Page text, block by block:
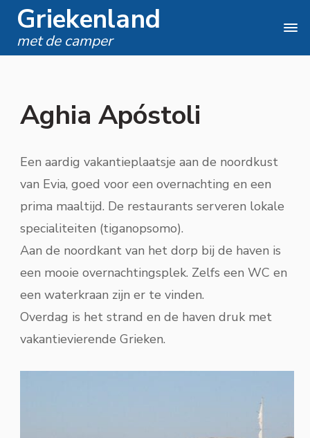
Griekenland
met de camper
Aghia Apóstoli
Een aardig vakantieplaatsje aan de noordkust
van Evia, goed voor een overnachting en een
prima maaltijd. De restaurants serveren lokale
specialiteiten (tiganopsomo).
Aan de noordkant van het dorp bij de haven is
een mooie overnachtingsplek. Zelfs een WC en
een waterkraan zijn er te vinden.
Overdag is het strand en de haven druk met
vakantievierende Grieken.